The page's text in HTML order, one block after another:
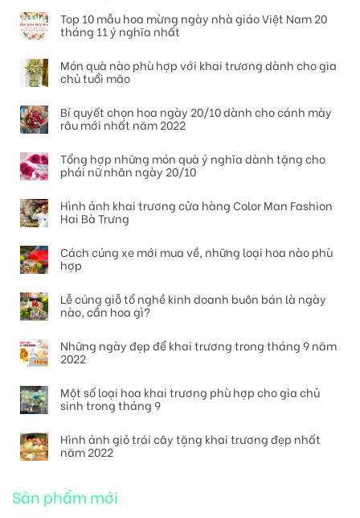
Top 10 mẫu hoa mừng ngày nhà giáo Việt Nam 20
tháng 11 ý nghĩa nhất
Món quà nào phù hợp với khai trương dành cho gia
chủ tuổi mão
Bí quyết chọn hoa ngày 20/10 dành cho cánh mày
râu mới nhất năm 2022
Tổng hợp những món quà ý nghĩa dành tặng cho
phái nữ nhân ngày 20/10
Hình ảnh khai trương cửa hàng Color Man Fashion
Hai Bà Trưng
Cách cúng xe mới mua về, những loại hoa nào phù
hợp
Lễ cúng giỗ tổ nghề kinh doanh buôn bán là ngày
nào, cần hoa gì?
Những ngày đẹp để khai trương trong tháng 9 năm
2022
Một số loại hoa khai trương phù hợp cho gia chủ
sinh trong tháng 9
Hình ảnh giỏ trái cây tặng khai trương đẹp nhất
năm 2022
Sản phẩm mới